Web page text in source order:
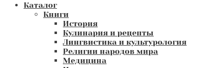
Каталог
Книги
История
Кулинария и рецепты
Лингвистика и культурология
Религии народов мира
Медицина